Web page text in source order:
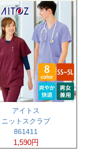
アイトス
ニットスクラブ
861411
1,590円